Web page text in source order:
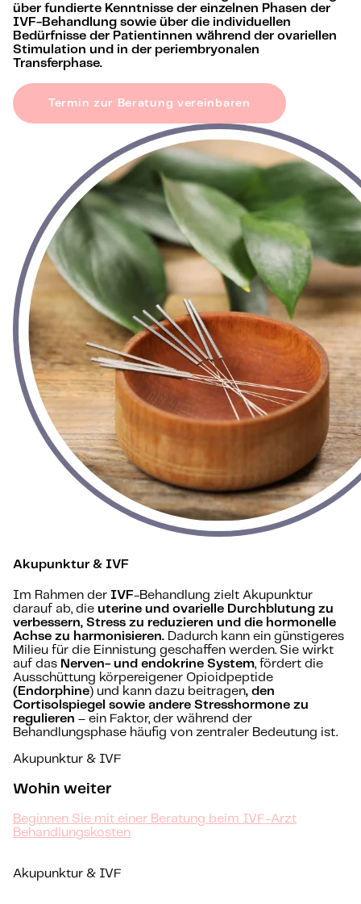
über fundierte Kenntnisse der einzelnen Phasen der
IVF-Behandlung sowie über die individuellen
Bedürfnisse der Patientinnen während der ovariellen
Stimulation und in der periembryonalen
Transferphase.
Termin zur Beratung vereinbaren
Akupunktur & IVF
Im Rahmen der IVF-Behandlung zielt Akupunktur
darauf ab, die uterine und ovarielle Durchblutung zu
verbessern, Stress zu reduzieren und die hormonelle
Achse zu harmonisieren. Dadurch kann ein günstigeres
Milieu für die Einnistung geschaffen werden. Sie wirkt
auf das Nerven- und endokrine System, fördert die
Ausschüttung körpereigener Opioidpeptide
(Endorphine) und kann dazu beitragen, den
Cortisolspiegel sowie andere Stresshormone zu
regulieren – ein Faktor, der während der
Behandlungsphase häufig von zentraler Bedeutung ist.
Akupunktur & IVF
Wohin weiter
Beginnen Sie mit einer Beratung beim IVF-Arzt
Behandlungskosten
Akupunktur & IVF